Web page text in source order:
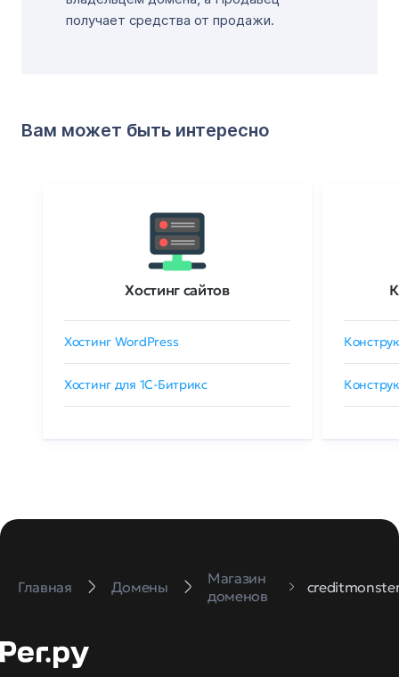
получает средства от продажи.
Вам может быть интересно
Хостинг сайтов
Хостинг WordPress
Хостинг для 1C-Битрикс
Главная Домены
Магазин
доменов